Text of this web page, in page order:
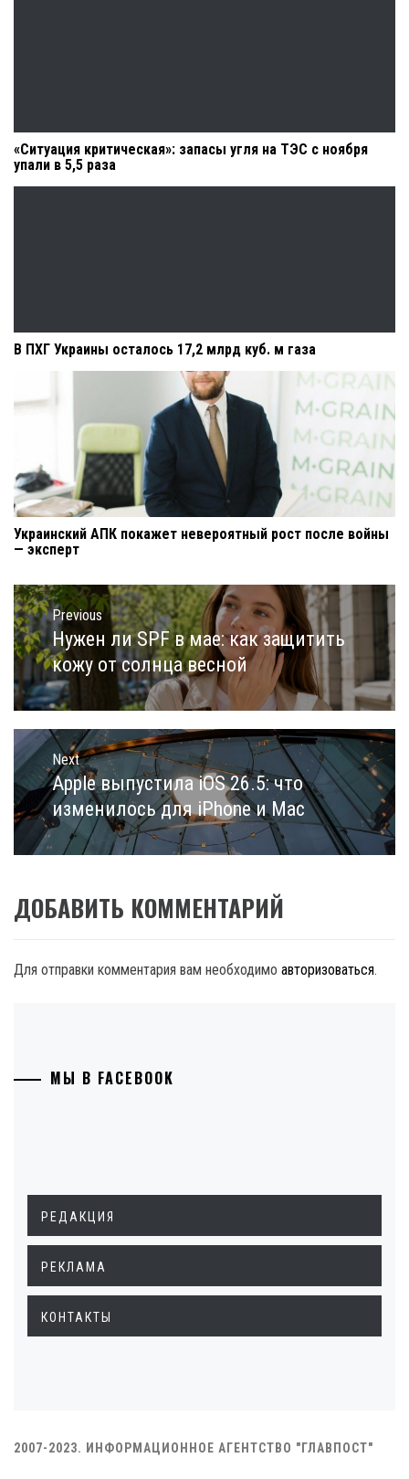
«Ситуация критическая»: запасы угля на ТЭС с ноября
упали в 5,5 раза
В ПХГ Украины осталось 17,2 млрд куб. м газа
Украинский АПК покажет невероятный рост после войны
— эксперт
Навигация
по
записям
Previous
Previous
post:
Нужен ли SPF в мае: как защитить
кожу от солнца весной
Next
Next
post:
Apple выпустила iOS 26.5: что
изменилось для iPhone и Mac
ДОБАВИТЬ КОММЕНТАРИЙ
Для отправки комментария вам необходимо авторизоваться.
МЫ В FACEBOOK
РЕДАКЦИЯ
РЕКЛАМА
КОНТАКТЫ
2007-2023. ИНФОРМАЦИОННОЕ АГЕНТСТВО "ГЛАВПОСТ"